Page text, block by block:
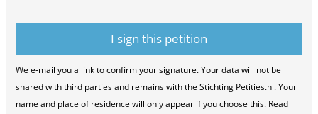
We e-mail you a link to confirm your signature. Your data will not be
shared with third parties and remains with the Stichting Petities.nl. Your
name and place of residence will only appear if you choose this. Read